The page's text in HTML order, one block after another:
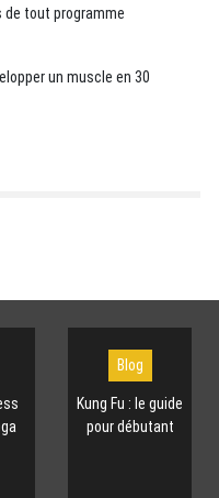
tout programme
un muscle en 30
Blog
Kung Fu : le guide
pour débutant